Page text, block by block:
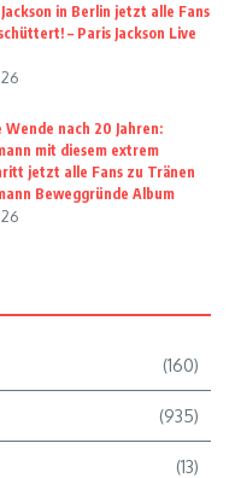
in Berlin jetzt alle Fans
– Paris Jackson Live
Wende nach 20 Jahren:
mit diesem extrem
jetzt alle Fans zu Tränen
Beweggründe Album
(160)
(935)
(13)